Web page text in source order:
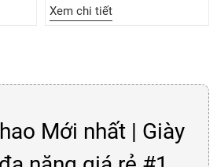
Xem chi tiết
Mới nhất | Giày